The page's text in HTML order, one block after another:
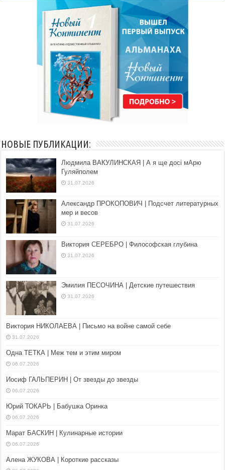
НОВЫЕ ПУБЛИКАЦИИ:
Людмила ВАКУЛИНСКАЯ | А я ще досі мАрю
Гуляйполем
31.07.2026
Александр ПРОКОПОВИЧ | Подсчет литературных
мер и весов
31.07.2026
Виктория СЕРЕБРО | Философская глубина
31.07.2026
Эмилия ПЕСОЧИНА | Детские путешествия
31.07.2026
Виктория НИКОЛАЕВА | Письмо на войне самой себе
31.07.2026
Одна ТЕТКА | Меж тем и этим миром
06.07.2026
Иосиф ГАЛЬПЕРИН | От звезды до звезды
06.07.2026
Юрий ТОКАРЬ | Бабушка Оринка
06.07.2026
Марат БАСКИН | Кулинарные истории
06.07.2026
Алена ЖУКОВА | Короткие рассказы